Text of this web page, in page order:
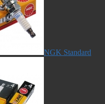
NGK Standard